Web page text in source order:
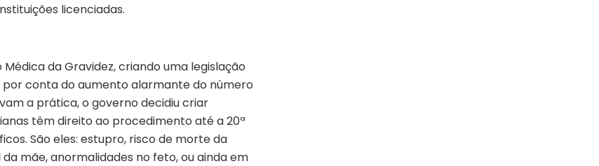
licenciadas.
Médica da Gravidez, criando uma legislação
por conta do aumento alarmante do número
a prática, o governo decidiu criar
têm direito ao procedimento até a 20ª
São eles: estupro, risco de morte da
mãe, anormalidades no feto, ou ainda em